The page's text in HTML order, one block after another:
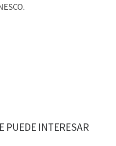
PUEDE INTERESAR